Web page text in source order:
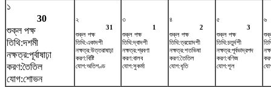
১
30
শুক্ল পক্ষ
তিথি:দশমী
নক্ষত্র:পূর্বাষাঢ়া
করণ:তৈতিল
যোগ:শোভন
২
31
শুক্ল পক্ষ
তিথি:একাদশী
নক্ষত্র:উত্তরাষাঢ়া
করণ:বিষ্টি
যোগ:অতিগণ্ড
৩
1
শুক্ল পক্ষ
তিথি:দ্বাদশী
নক্ষত্র:শ্রবণা
করণ:বালব
যোগ:সুকর্মা
৪
2
শুক্ল পক্ষ
তিথি:ত্রয়োদশী
নক্ষত্র:শতভিষ‌া
করণ:তৈতিল
যোগ:ধৃতি
৫
3
শুক্ল পক্ষ
তিথি:চতুর্দশী
নক্ষত্র:পূর্বভাদ্রপদ
করণ:বণিজ
যোগ:শূল
৬